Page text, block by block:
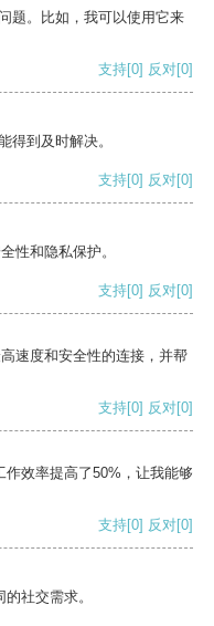
题。比如，我可以使用它来
支持[0] 反对[0]
得到及时解决。
支持[0] 反对[0]
性和隐私保护。
支持[0] 反对[0]
速度和安全性的连接，并帮
支持[0] 反对[0]
效率提高了50%，让我能够
支持[0] 反对[0]
社交需求。